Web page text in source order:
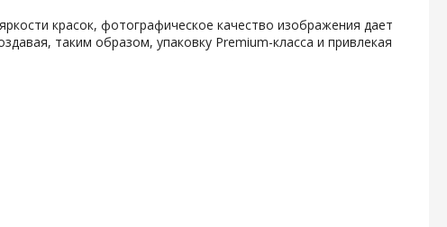
красок, фотографическое качество изображения дает
таким образом, упаковку Premium-класса и привлекая